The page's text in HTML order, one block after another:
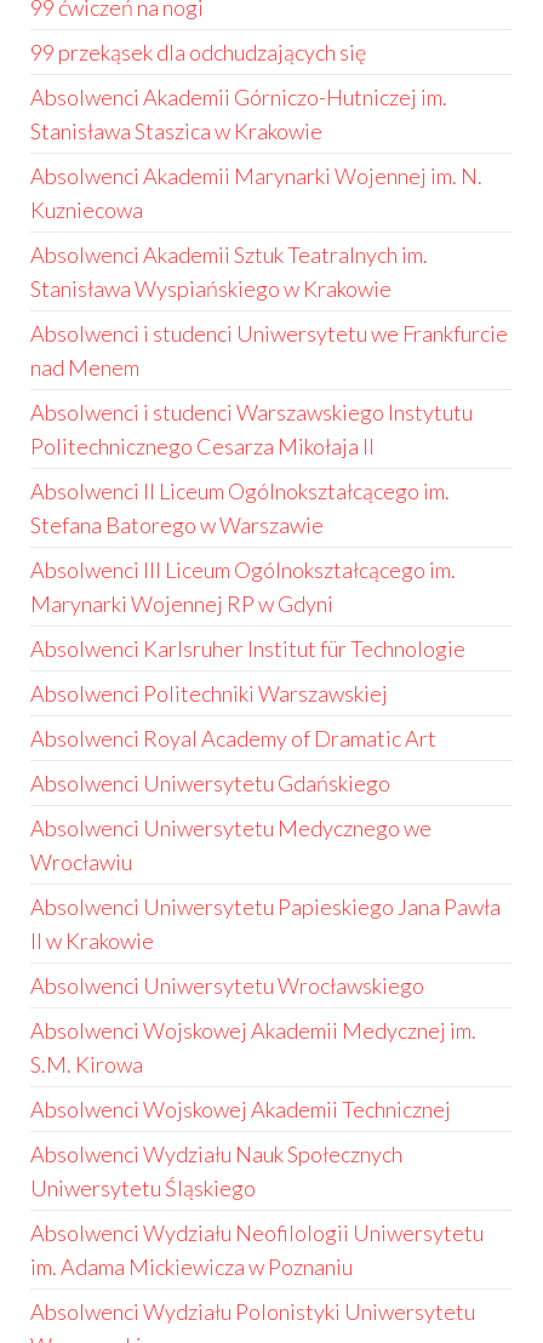
99 ćwiczeń na nogi
99 przekąsek dla odchudzających się
Absolwenci Akademii Górniczo-Hutniczej im.
Stanisława Staszica w Krakowie
Absolwenci Akademii Marynarki Wojennej im. N.
Kuzniecowa
Absolwenci Akademii Sztuk Teatralnych im.
Stanisława Wyspiańskiego w Krakowie
Absolwenci i studenci Uniwersytetu we Frankfurcie
nad Menem
Absolwenci i studenci Warszawskiego Instytutu
Politechnicznego Cesarza Mikołaja II
Absolwenci II Liceum Ogólnokształcącego im.
Stefana Batorego w Warszawie
Absolwenci III Liceum Ogólnokształcącego im.
Marynarki Wojennej RP w Gdyni
Absolwenci Karlsruher Institut für Technologie
Absolwenci Politechniki Warszawskiej
Absolwenci Royal Academy of Dramatic Art
Absolwenci Uniwersytetu Gdańskiego
Absolwenci Uniwersytetu Medycznego we
Wrocławiu
Absolwenci Uniwersytetu Papieskiego Jana Pawła
II w Krakowie
Absolwenci Uniwersytetu Wrocławskiego
Absolwenci Wojskowej Akademii Medycznej im.
S.M. Kirowa
Absolwenci Wojskowej Akademii Technicznej
Absolwenci Wydziału Nauk Społecznych
Uniwersytetu Śląskiego
Absolwenci Wydziału Neofilologii Uniwersytetu
im. Adama Mickiewicza w Poznaniu
Absolwenci Wydziału Polonistyki Uniwersytetu